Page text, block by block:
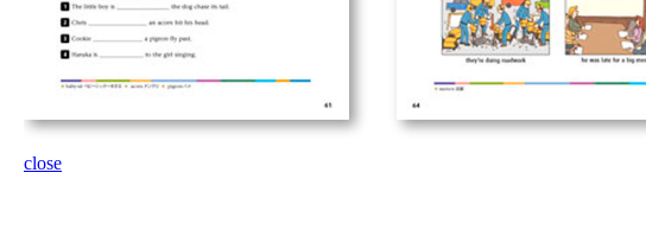
close